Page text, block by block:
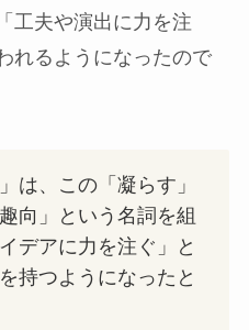
工夫や演出に力を注
れるようになったので
は、この「凝らす」
向」という名詞を組
デアに力を注ぐ」と
持つようになったと